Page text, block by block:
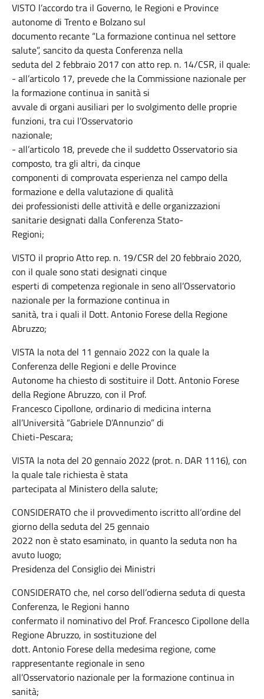
VISTO l’accordo tra il Governo, le Regioni e Province
autonome di Trento e Bolzano sul
documento recante “La formazione continua nel settore
salute”, sancito da questa Conferenza nella
seduta del 2 febbraio 2017 con atto rep. n. 14/CSR, il quale:
- all’articolo 17, prevede che la Commissione nazionale per
la formazione continua in sanità si
avvale di organi ausiliari per lo svolgimento delle proprie
funzioni, tra cui l’Osservatorio
nazionale;
- all’articolo 18, prevede che il suddetto Osservatorio sia
composto, tra gli altri, da cinque
componenti di comprovata esperienza nel campo della
formazione e della valutazione di qualità
dei professionisti delle attività e delle organizzazioni
sanitarie designati dalla Conferenza Stato-
Regioni;
VISTO il proprio Atto rep. n. 19/CSR del 20 febbraio 2020,
con il quale sono stati designati cinque
esperti di competenza regionale in seno all’Osservatorio
nazionale per la formazione continua in
sanità, tra i quali il Dott. Antonio Forese della Regione
Abruzzo;
VISTA la nota del 11 gennaio 2022 con la quale la
Conferenza delle Regioni e delle Province
Autonome ha chiesto di sostituire il Dott. Antonio Forese
della Regione Abruzzo, con il Prof.
Francesco Cipollone, ordinario di medicina interna
all’Università “Gabriele D’Annunzio” di
Chieti-Pescara;
VISTA la nota del 20 gennaio 2022 (prot. n. DAR 1116), con
la quale tale richiesta è stata
partecipata al Ministero della salute;
CONSIDERATO che il provvedimento iscritto all’ordine del
giorno della seduta del 25 gennaio
2022 non è stato esaminato, in quanto la seduta non ha
avuto luogo;
Presidenza del Consiglio dei Ministri
CONSIDERATO che, nel corso dell’odierna seduta di questa
Conferenza, le Regioni hanno
confermato il nominativo del Prof. Francesco Cipollone della
Regione Abruzzo, in sostituzione del
dott. Antonio Forese della medesima regione, come
rappresentante regionale in seno
all’Osservatorio nazionale per la formazione continua in
sanità;